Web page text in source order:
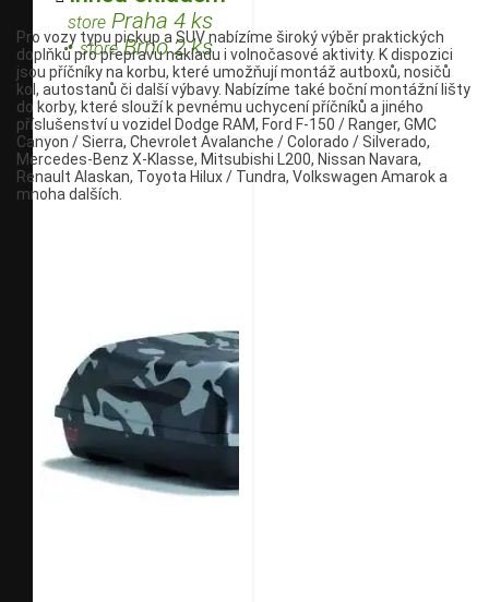
Pro vozy typu pickup a SUV nabízíme široký výběr praktických
doplňků pro přepravu nákladu i volnočasové aktivity. K dispozici
jsou příčníky na korbu, které umožňují montáž autboxů, nosičů
kol, autostanů či další výbavy. Nabízíme také boční montážní lišty
do korby, které slouží k pevnému uchycení příčníků a jiného
příslušenství u vozidel Dodge RAM, Ford F-150 / Ranger, GMC
Canyon / Sierra, Chevrolet Avalanche / Colorado / Silverado,
Mercedes-Benz X-Klasse, Mitsubishi L200, Nissan Navara,
Renault Alaskan, Toyota Hilux / Tundra, Volkswagen Amarok a
mnoha dalších.
storePraha 4 ks
•storeBrno 2 ks